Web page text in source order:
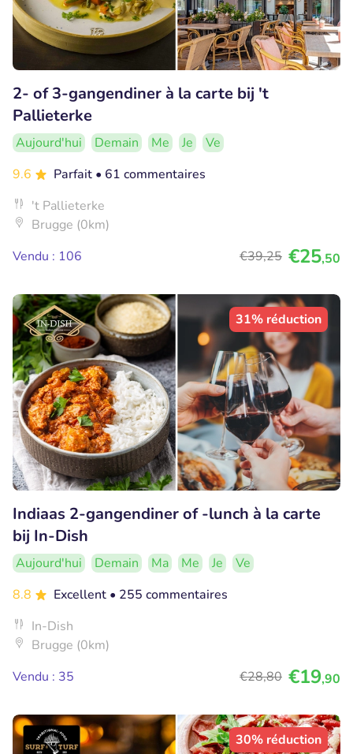
2- of 3-gangendiner à la carte bij 't
Pallieterke
Aujourd'hui Demain Me Je
Ve
9.6
Parfait • 61 commentaires
't Pallieterke
Brugge (0km)
Vendu : 106
€39,25 €25,50
31% réduction
Indiaas 2-gangendiner of -lunch à la carte
bij In-Dish
Aujourd'hui Demain Ma Me Je
Ve
8.8
Excellent • 255 commentaires
In-Dish
Brugge (0km)
Vendu : 35
€28,80 €19,90
30% réduction